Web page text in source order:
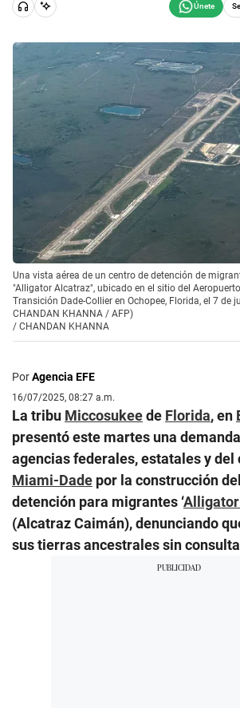
Una vista aérea de un centro de detención de
"Alligator Alcatraz", ubicado en el sitio del
Transición Dade-Collier en Ochopee, Florida, el 7 de
CHANDAN KHANNA / AFP)
/ CHANDAN KHANNA
PorAgencia EFE
16/07/2025, 08:27 a.m.
La tribu Miccosukeede Florida, en
presentó este martes una
agencias federales, estatales y del
Miami-Dade por la construcción
detención para migrantes ‘
(Alcatraz Caimán), denunciando
sus tierras ancestrales sin